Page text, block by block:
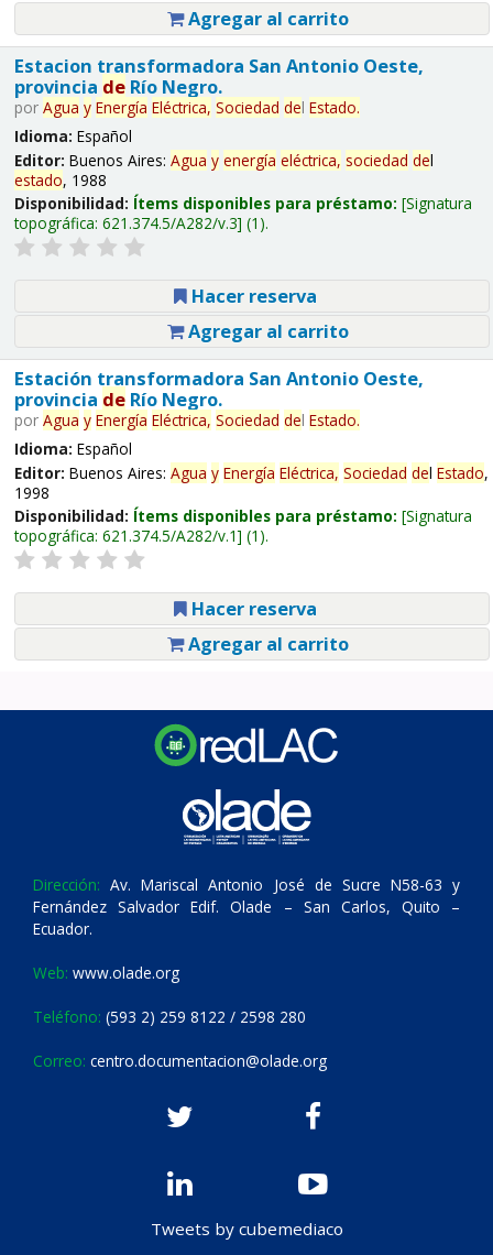
Agregar al carrito
Estacion transformadora San Antonio Oeste,
provincia deRío Negro.
por Agua y Energía Eléctrica, Sociedad del Estado.
Idioma: Español
Editor: Buenos Aires: Agua y energía eléctrica, sociedad del
estado, 1988
Disponibilidad: Ítems disponibles para préstamo: Signatura
topográfica: 621.374.5/A282/v.3 (1).
Hacer reserva
Agregar al carrito
Estación transformadora San Antonio Oeste,
provincia deRío Negro.
por Agua y Energía Eléctrica, Sociedad del Estado.
Idioma: Español
Editor: Buenos Aires: Agua y Energía Eléctrica, Sociedad del Estado,
1998
Disponibilidad: Ítems disponibles para préstamo: Signatura
topográfica: 621.374.5/A282/v.1 (1).
Hacer reserva
Agregar al carrito
Dirección: Av. Mariscal Antonio José de Sucre N58-63 y
Fernández Salvador Edif. Olade – San Carlos, Quito –
Ecuador.
Web: www.olade.org
Teléfono: (593 2) 259 8122 / 2598 280
Correo: centro.documentacion@olade.org
Tweets by cubemediaco